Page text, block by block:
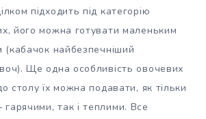
підходить під категорію
його можна готувати маленьким
(кабачок найбезпечніший
Ще одна особливість овочевих
столу їх можна подавати, як тільки
так і теплими. Все